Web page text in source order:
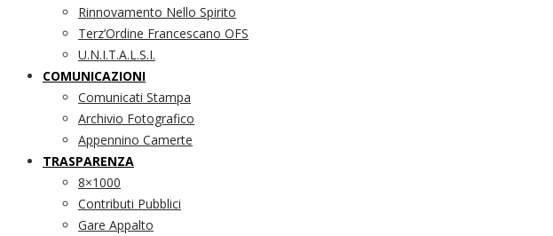
Rinnovamento Nello Spirito
Terz’Ordine Francescano OFS
U.N.I.T.A.L.S.I.
COMUNICAZIONI
Comunicati Stampa
Archivio Fotografico
Appennino Camerte
TRASPARENZA
8×1000
Contributi Pubblici
Gare Appalto